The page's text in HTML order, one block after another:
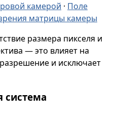
камерой · Поле
матрицы камеры
размера пикселя и
— это влияет на
и исключает
система